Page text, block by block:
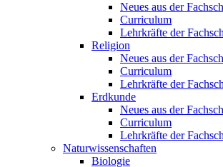
Neues aus der
Curriculum
Lehrkräfte der
Religion
Neues aus der
Curriculum
Lehrkräfte der
Erdkunde
Neues aus der
Curriculum
Lehrkräfte der
Naturwissenschaften
Biologie